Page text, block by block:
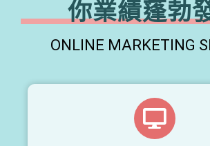
你業績蓬勃
ONLINE MARKETING